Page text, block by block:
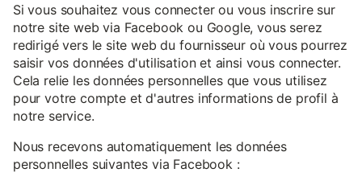
Si vous souhaitez vous connecter ou vous inscrire sur
notre site web via Facebook ou Google, vous serez
redirigé vers le site web du fournisseur où vous pourrez
saisir vos données d'utilisation et ainsi vous connecter.
Cela relie les données personnelles que vous utilisez
pour votre compte et d'autres informations de profil à
notre service.
Nous recevons automatiquement les données
personnelles suivantes via Facebook :